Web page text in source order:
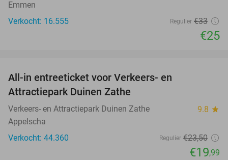
Emmen
Verkocht: 16.555
Regulier €33
€25
All-in entreeticket voor Verkeers- en
Attractiepark Duinen Zathe
Verkeers- en Attractiepark Duinen Zathe 9.8 star
Appelscha
Verkocht: 44.360
Regulier €23,50
€19,99